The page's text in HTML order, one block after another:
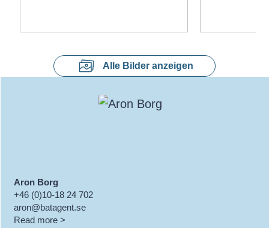
Alle Bilder anzeigen
Aron Borg
+46 (0)10-18 24 702
aron@batagent.se
Read more >